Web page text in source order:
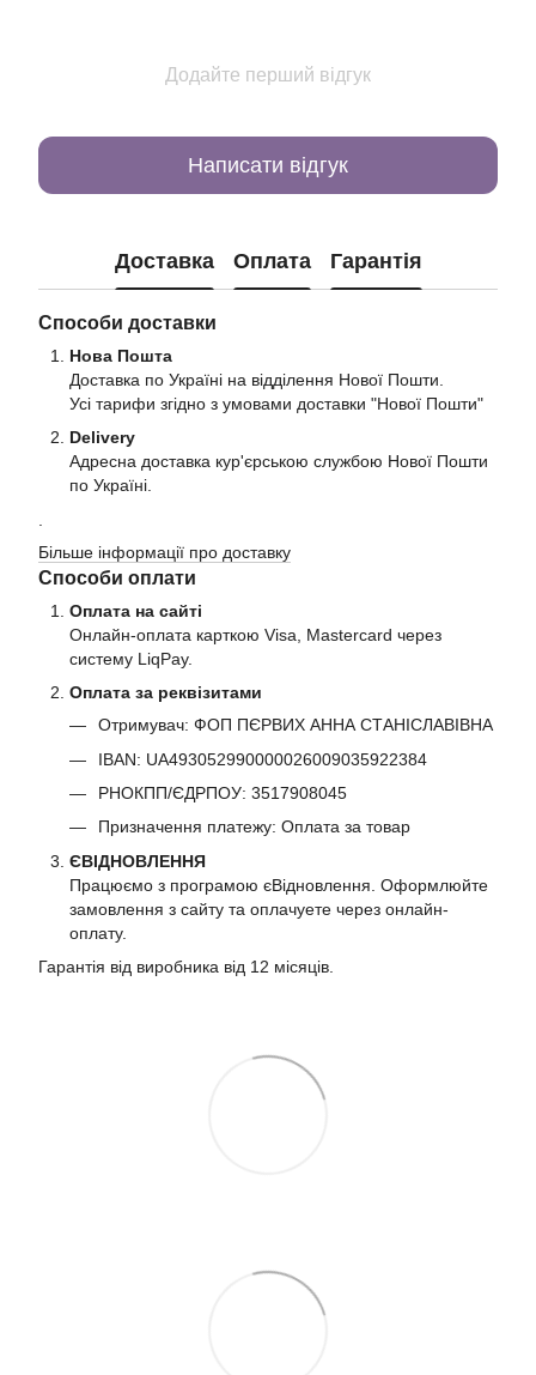
Додайте перший відгук
Написати відгук
Доставка Оплата Гарантія
Способи доставки
Нова Пошта
Доставка по Україні на відділення Нової Пошти.
Усі тарифи згідно з умовами доставки "Нової Пошти"
Delivery
Адресна доставка кур'єрською службою Нової Пошти
по Україні.
Більше інформації про доставку
Способи оплати
Оплата на сайті
Онлайн-оплата карткою Visa, Mastercard через
систему LiqPay.
Оплата за реквізитами
Отримувач: ФОП ПЄРВИХ АННА СТАНІСЛАВІВНА
IBAN: UA493052990000026009035922384
РНОКПП/ЄДРПОУ: 3517908045
Призначення платежу: Оплата за товар
ЄВІДНОВЛЕННЯ
Працюємо з програмою єВідновлення. Оформлюйте
замовлення з сайту та оплачуете через онлайн-
оплату.
Гарантія від виробника від 12 місяців.